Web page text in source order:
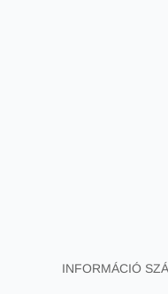
INFORMÁCIÓ